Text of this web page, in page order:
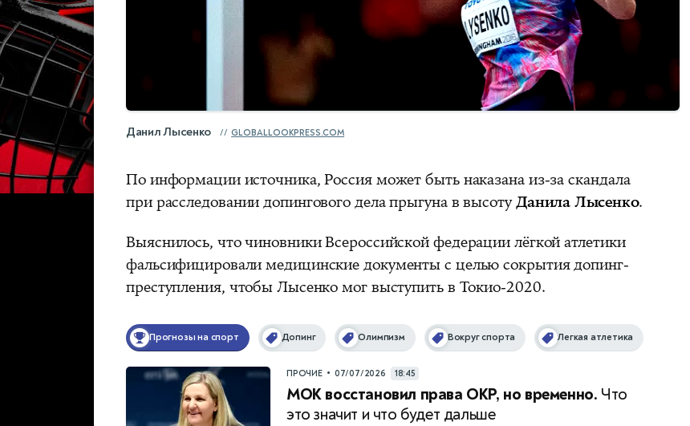
Данил Лысенко GLOBALLOOKPRESS.COM
По информации источника, Россия может быть наказана из-за скандала
при расследовании допингового дела прыгуна в высотуДанила Лысенко.
Выяснилось, что чиновники Всероссийской федерации лёгкой атлетики
фальсифицировали медицинские документы с целью сокрытия допинг-
преступления, чтобы Лысенко мог выступить в Токио-2020.
Прогнозы на спорт Допинг Олимпизм Вокруг спорта Легкая атлетика
ПРОЧИЕ • 07/07/2026 18:45
МОК восстановил права ОКР, но временно. Что
это значит и что будет дальше